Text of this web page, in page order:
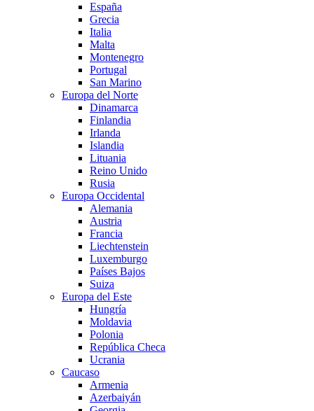
España
Grecia
Italia
Malta
Montenegro
Portugal
San Marino
Europa del Norte
Dinamarca
Finlandia
Irlanda
Islandia
Lituania
Reino Unido
Rusia
Europa Occidental
Alemania
Austria
Francia
Liechtenstein
Luxemburgo
Países Bajos
Suiza
Europa del Este
Hungría
Moldavia
Polonia
República Checa
Ucrania
Caucaso
Armenia
Azerbaiyán